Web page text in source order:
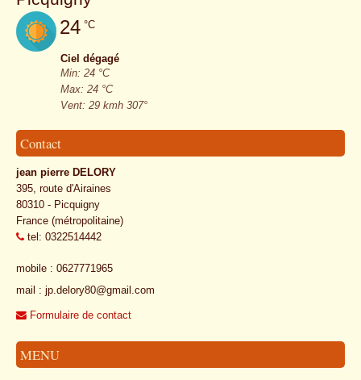
Album Photos
Contact
24 °C
Ciel dégagé
Min: 24 °C
Max: 24 °C
Vent: 29 kmh 307°
Contact
jean pierre DELORY
395, route d'Airaines
80310 - Picquigny
France (métropolitaine)
tel: 0322514442
mobile : 0627771965
mail : jp.delory80@gmail.com
Formulaire de contact
MENU